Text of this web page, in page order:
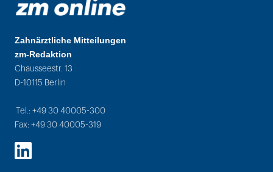
Zahnärztliche Mitteilungen
zm-Redaktion
Chausseestr. 13
D-10115 Berlin
Tel.: +49 30 40005-300
Fax: +49 30 40005-319
LinkedIn